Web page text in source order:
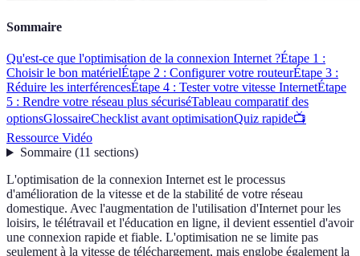
Sommaire
Qu'est-ce que l'optimisation de la connexion Internet ?Étape 1 :
Choisir le bon matérielÉtape 2 : Configurer votre routeurÉtape 3 :
Réduire les interférencesÉtape 4 : Tester votre vitesse InternetÉtape
5 : Rendre votre réseau plus sécuriséTableau comparatif des
optionsGlossaireChecklist avant optimisationQuiz rapide📺
Ressource Vidéo
Sommaire(11 sections)
L'optimisation de la connexion Internet est le processus
d'amélioration de la vitesse et de la stabilité de votre réseau
domestique. Avec l'augmentation de l'utilisation d'Internet pour les
loisirs, le télétravail et l'éducation en ligne, il devient essentiel d'avoir
une connexion rapide et fiable. L'optimisation ne se limite pas
seulement à la vitesse de téléchargement, mais englobe également la